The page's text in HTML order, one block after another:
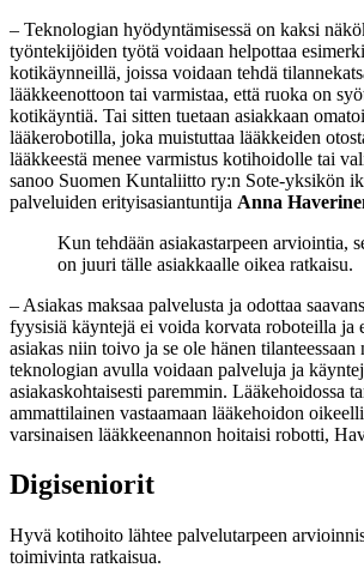
– Teknologian hyödyntämisessä on kaksi
työntekijöiden työtä voidaan helpottaa
kotikäynneillä, joissa voidaan tehdä
lääkkeenottoon tai varmistaa, että ruoka on
kotikäyntiä. Tai sitten tuetaan asiakkaan
lääkerobotilla, joka muistuttaa lääkkeiden
lääkkeestä menee varmistus kotihoidolle tai
sanoo Suomen Kuntaliitto ry:n Sote-yksikön
palveluiden erityisasiantuntija Anna
Kun tehdään asiakastarpeen arviointia,
on juuri tälle asiakkaalle oikea ratkaisu.
– Asiakas maksaa palvelusta ja odottaa
fyysisiä käyntejä ei voida korvata roboteilla ja
asiakas niin toivo ja se ole hänen
teknologian avulla voidaan palveluja ja
asiakaskohtaisesti paremmin. Lääkehoidossa
ammattilainen vastaamaan lääkehoidon
varsinaisen lääkkeenannon hoitaisi robotti,
Digiseniorit
Hyvä kotihoito lähtee palvelutarpeen
toimivinta ratkaisua.